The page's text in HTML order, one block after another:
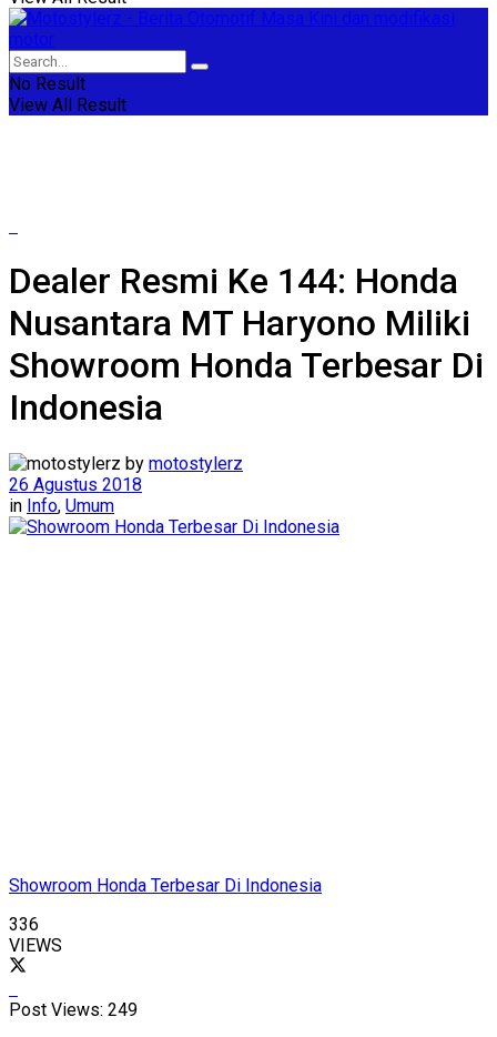
No Result
View All Result
Dealer Resmi Ke 144: Honda
Nusantara MT Haryono Miliki
Showroom Honda Terbesar Di
Indonesia
by motostylerz
26 Agustus 2018
in Info, Umum
Showroom Honda Terbesar Di Indonesia
336
VIEWS
Post Views: 249